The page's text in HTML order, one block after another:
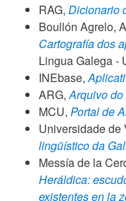
RAG, Dicionario
Boullón Agrelo,
Cartografía dos
Lingua Galega -
INEbase,
ARG, Arquivo
MCU, Portal de
Universidade de
lingüístico da
Messía de la
Heráldica:
existentes en la